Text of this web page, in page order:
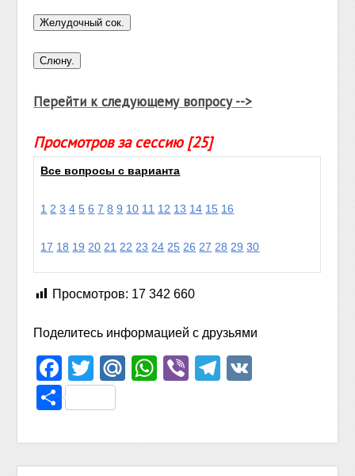
Перейти к следующему вопросу -->
Просмотров за сессию [25]
Все вопросы с варианта
1 2 3 4 5 6 7 8 9 10 11 12 13 14 15 16
17 18 19 20 21 22 23 24 25 26 27 28 29 30
Просмотров: 17 342 660
Поделитесь информацией с друзьями
Facebook
TwitterMail.Ru
WhatsApp
ViberTelegram
Отправить